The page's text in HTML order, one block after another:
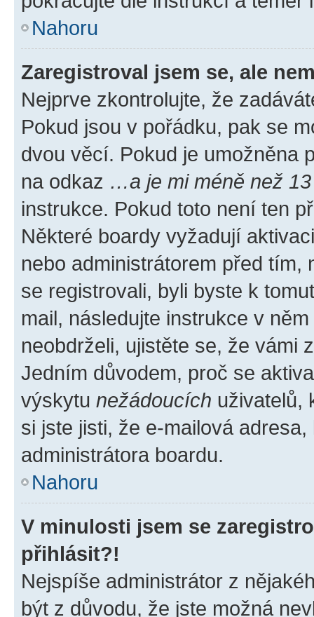
Nahoru
Zaregistroval jsem se, ale
Nejprve zkontrolujte, že
Pokud jsou v pořádku, pak se
dvou věcí. Pokud je umožněna
na odkaz …a je mi méně než
instrukce. Pokud toto není ten
Některé boardy vyžadují
nebo administrátorem před tím,
se registrovali, byli byste k
mail, následujte instrukce v
neobdrželi, ujistěte se, že vámi
Jedním důvodem, proč se
výskytu nežádoucích uživatelů,
si jste jisti, že e-mailová
administrátora boardu.
Nahoru
V minulosti jsem se
přihlásit?!
Nejspíše administrátor z
být z důvodu, že jste možná